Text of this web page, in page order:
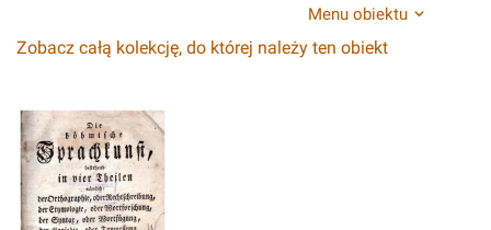
Menu obiektu
Zobacz całą kolekcję, do której należy ten obiekt